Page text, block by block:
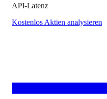
API-Latenz
Kostenlos Aktien analysieren